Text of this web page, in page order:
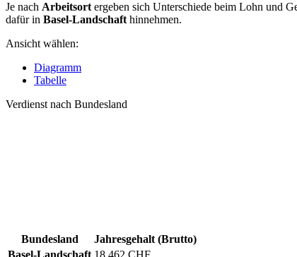
Je nach Arbeitsort ergeben sich Unterschiede beim Lohn und
dafür in Basel-Landschaft hinnehmen.
Ansicht wählen:
Diagramm
Tabelle
Verdienst nach Bundesland
Bundesland
Jahresgehalt (Brutto)